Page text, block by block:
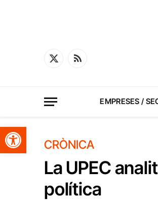
Obre la barra d'eines
X
RSS
EMPRESES /
CRÒNICA
La UPEC
política